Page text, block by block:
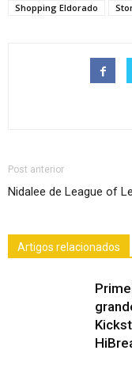
Shopping Eldorado
Post anterior
Nidalee de League of
Artigos relacionados